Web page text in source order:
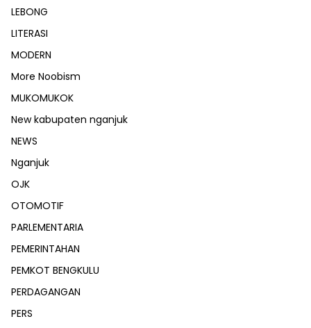
LEBONG
LITERASI
MODERN
More Noobism
MUKOMUKOK
New kabupaten nganjuk
NEWS
Nganjuk
OJK
OTOMOTIF
PARLEMENTARIA
PEMERINTAHAN
PEMKOT BENGKULU
PERDAGANGAN
PERS